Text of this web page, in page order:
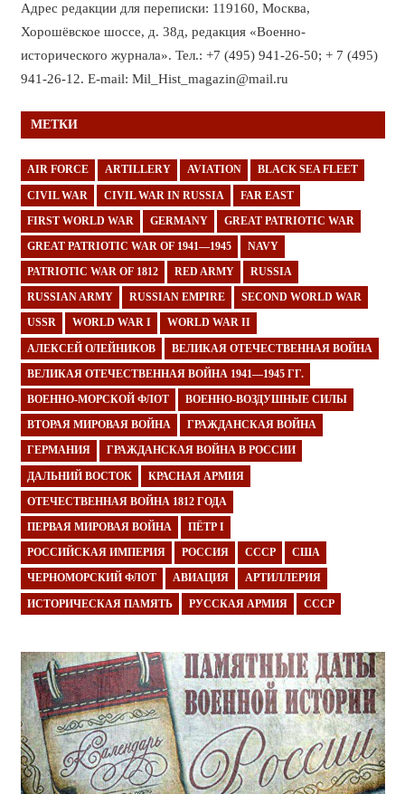
Адрес редакции для переписки: 119160, Москва,
Хорошёвское шоссе, д. 38д, редакция «Военно-
исторического журнала». Тел.: +7 (495) 941-26-50; + 7 (495)
941-26-12. E-mail: Mil_Hist_magazin@mail.ru
МЕТКИ
AIR FORCE ARTILLERY AVIATION BLACK SEA FLEET
CIVIL WAR CIVIL WAR IN RUSSIA FAR EAST
FIRST WORLD WAR GERMANY GREAT PATRIOTIC WAR
GREAT PATRIOTIC WAR OF 1941—1945 NAVY
PATRIOTIC WAR OF 1812 RED ARMY RUSSIA
RUSSIAN ARMY RUSSIAN EMPIRE SECOND WORLD WAR
USSR WORLD WAR I WORLD WAR II
АЛЕКСЕЙ ОЛЕЙНИКОВ ВЕЛИКАЯ ОТЕЧЕСТВЕННАЯ ВОЙНА
ВЕЛИКАЯ ОТЕЧЕСТВЕННАЯ ВОЙНА 1941—1945 ГГ.
ВОЕННО-МОРСКОЙ ФЛОТ ВОЕННО-ВОЗДУШНЫЕ СИЛЫ
ВТОРАЯ МИРОВАЯ ВОЙНА ГРАЖДАНСКАЯ ВОЙНА
ГЕРМАНИЯ ГРАЖДАНСКАЯ ВОЙНА В РОССИИ
ДАЛЬНИЙ ВОСТОК КРАСНАЯ АРМИЯ
ОТЕЧЕСТВЕННАЯ ВОЙНА 1812 ГОДА
ПЕРВАЯ МИРОВАЯ ВОЙНА ПЁТР I
РОССИЙСКАЯ ИМПЕРИЯ РОССИЯ СССР США
ЧЕРНОМОРСКИЙ ФЛОТ АВИАЦИЯ АРТИЛЛЕРИЯ
ИСТОРИЧЕСКАЯ ПАМЯТЬ РУССКАЯ АРМИЯ СССР